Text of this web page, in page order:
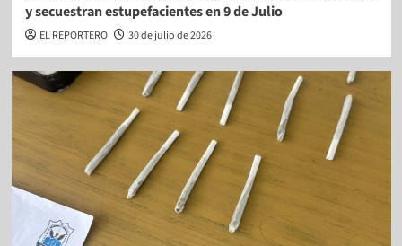
y secuestran estupefacientes en 9 de Julio
EL REPORTERO 30 de julio de 2026